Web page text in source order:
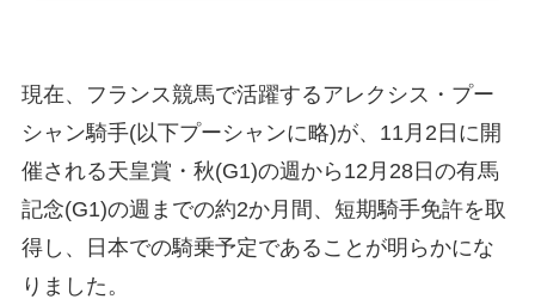
現在、フランス競馬で活躍するアレクシス・プー
シャン騎手(以下プーシャンに略)が、11月2日に開
催される天皇賞・秋(G1)の週から12月28日の有馬
記念(G1)の週までの約2か月間、短期騎手免許を取
得し、日本での騎乗予定であることが明らかにな
りました。